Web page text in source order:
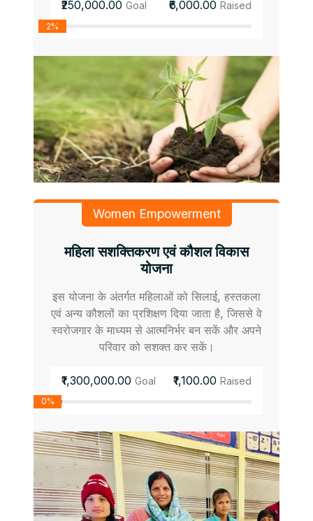
₹250,000.00 Goal ₹6,000.00 Raised
2%
Women Empowerment
महिला सशक्तिकरण एवं कौशल विकास
योजना
इस योजना के अंतर्गत महिलाओं को सिलाई, हस्तकला
एवं अन्य कौशलों का प्रशिक्षण दिया जाता है, जिससे वे
स्वरोजगार के माध्यम से आत्मनिर्भर बन सकें और अपने
परिवार को सशक्त कर सकें।
₹1,300,000.00 Goal ₹1,100.00 Raised
0%